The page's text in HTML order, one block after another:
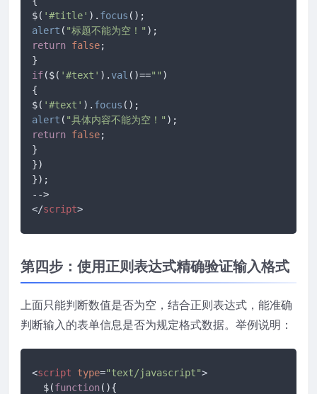
$( '#title' ). focus
alert ( "标题不能为空！"
return false;
if($( '#text' ). val ()=="" )
{
$( '#text' ). focus
alert ( "具体内容不能为空！"
return false;
}
})
});
</script>
第四步：使用正则表达式精确验证输入格式
上面只能判断数值是否为空，结合正则表达式，能准确
判断输入的表单信息是否为规定格式数据。举例说明：
<script type="text/javascript">
  $(
function( ){